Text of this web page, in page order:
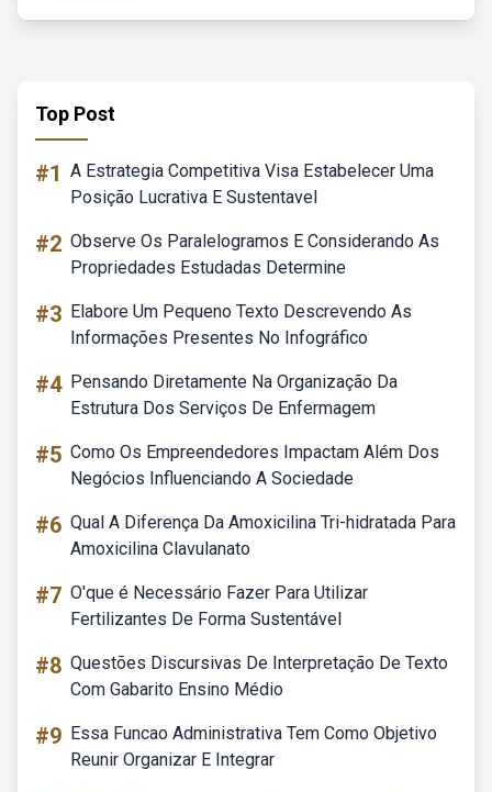
Top Post
#1 A Estrategia Competitiva Visa Estabelecer Uma
Posição Lucrativa E Sustentavel
#2 Observe Os Paralelogramos E Considerando As
Propriedades Estudadas Determine
#3 Elabore Um Pequeno Texto Descrevendo As
Informações Presentes No Infográfico
#4 Pensando Diretamente Na Organização Da
Estrutura Dos Serviços De Enfermagem
#5 Como Os Empreendedores Impactam Além Dos
Negócios Influenciando A Sociedade
#6 Qual A Diferença Da Amoxicilina Tri-hidratada Para
Amoxicilina Clavulanato
#7 O'que é Necessário Fazer Para Utilizar
Fertilizantes De Forma Sustentável
#8 Questões Discursivas De Interpretação De Texto
Com Gabarito Ensino Médio
#9 Essa Funcao Administrativa Tem Como Objetivo
Reunir Organizar E Integrar